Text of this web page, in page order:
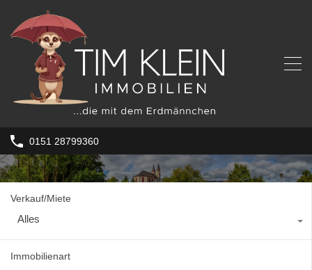
0151 28799360
Verkauf/Miete
Alles
Immobilienart